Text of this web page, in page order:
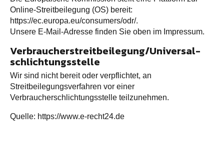
Online-Streitbeilegung (OS) bereit:
https://ec.europa.eu/consumers/odr/.
Unsere E-Mail-Adresse finden Sie oben im Impressum.
Verbraucher­streit­beilegung/Universal­
schlichtungs­stelle
Wir sind nicht bereit oder verpflichtet, an
Streitbeilegungsverfahren vor einer
Verbraucherschlichtungsstelle teilzunehmen.
Quelle: https://www.e-recht24.de